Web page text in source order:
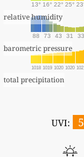
13° 16° 22° 25°
relative humidity
88 73 43 31 33
barometric pressure
1018 1019 1020 1020 1021
total precipitation
UVI: 5